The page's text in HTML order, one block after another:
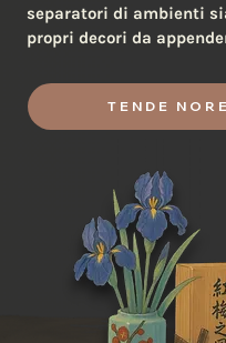
separatori di ambienti
propri decori da
TENDE